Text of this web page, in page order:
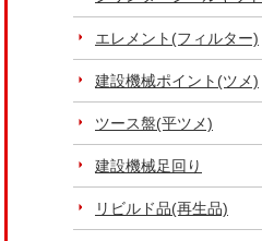
エレメント(フィルター)
建設機械ポイント(ツメ)
ツース盤(平ツメ)
建設機械足回り
リビルド品(再生品)